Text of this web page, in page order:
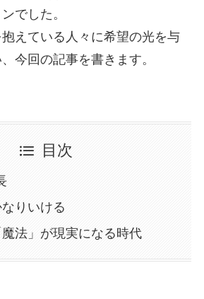
でした。
えている人々に希望の光を与
今回の記事を書きます。
目次
りいける
魔法」が現実になる時代